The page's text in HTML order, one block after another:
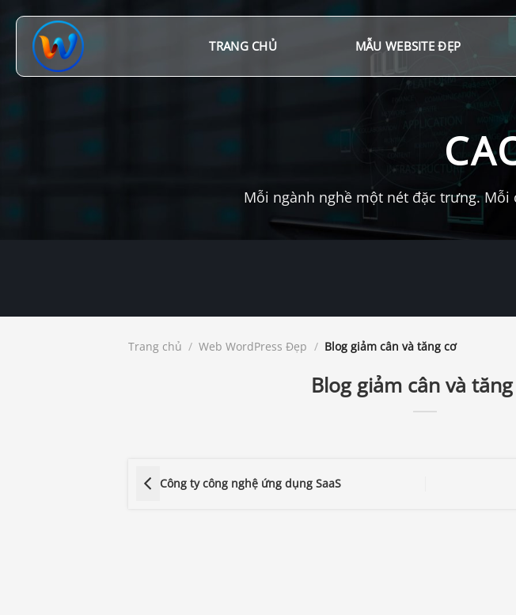
đến
TRANG CHỦ MẪU WEBSITE ĐẸP
Mỗi ngành nghề một nét đặc trưng.
Trang chủ / Web WordPress Đẹp / Blog giảm cân và tăng cơ
Blog giảm cân và
Công ty công nghệ ứng dụng SaaS